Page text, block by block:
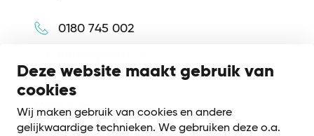
Deze website maakt gebruik van
cookies
Wij maken gebruik van cookies en andere
gelijkwaardige technieken. We gebruiken deze o.a.
0180 745 002
Volg ons